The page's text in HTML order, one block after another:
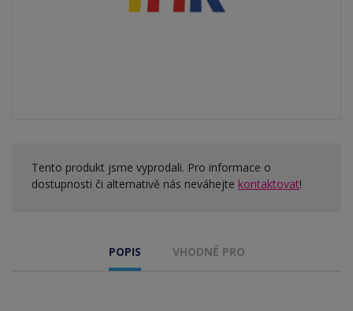
Tento produkt jsme vyprodali. Pro informace o
dostupnosti či alternativě nás neváhejte kontaktovat!
POPIS VHODNÉ PRO